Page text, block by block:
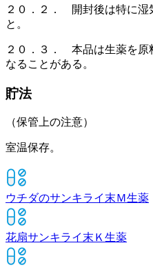
２０．２． 開封後は特に湿
と。
２０．３． 本品は生薬を原
なることがある。
貯法
（保管上の注意）
室温保存。
ウチダのサンキライ末Ｍ生薬
花扇サンキライ末Ｋ 生薬